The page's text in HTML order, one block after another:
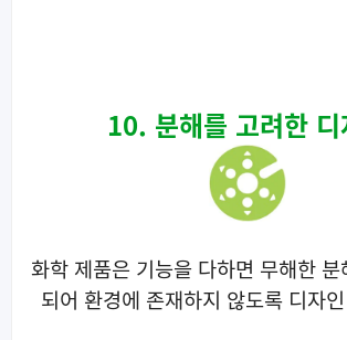
10. 분해를 고려한 디
화학 제품은 기능을 다하면 무해한
되어 환경에 존재하지 않도록 디자